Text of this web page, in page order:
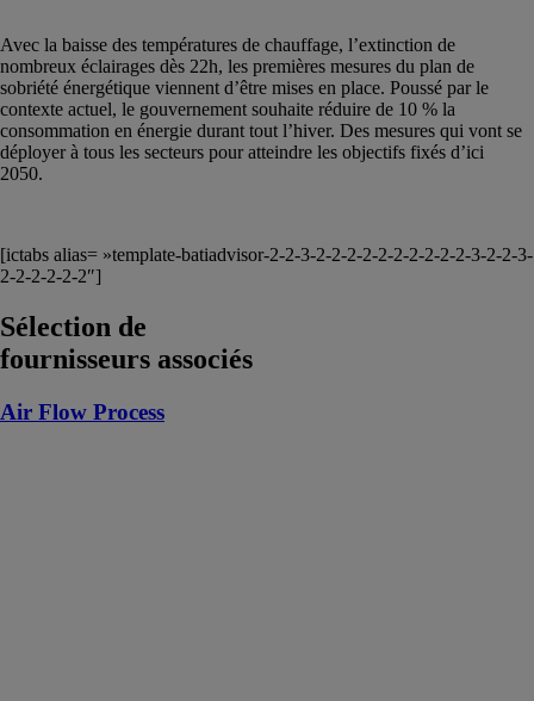
Avec la baisse des températures de chauffage, l’extinction de
nombreux éclairages dès 22h, les premières mesures du plan de
sobriété énergétique viennent d’être mises en place. Poussé par le
contexte actuel, le gouvernement souhaite réduire de 10 % la
consommation en énergie durant tout l’hiver. Des mesures qui vont se
déployer à tous les secteurs pour atteindre les objectifs fixés d’ici
2050.
[ictabs alias= »template-batiadvisor-2-2-3-2-2-2-2-2-2-2-2-2-2-3-2-2-3-
2-2-2-2-2-2″]
Sélection de
fournisseurs associés
Air Flow Process